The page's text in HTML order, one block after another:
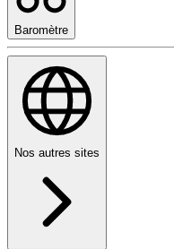
Baromètre
Nos autres sites